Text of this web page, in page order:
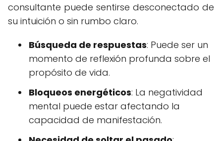
consultante puede sentirse desconectado de
su intuición o sin rumbo claro.
Búsqueda de respuestas: Puede ser un
momento de reflexión profunda sobre el
propósito de vida.
Bloqueos energéticos: La negatividad
mental puede estar afectando la
capacidad de manifestación.